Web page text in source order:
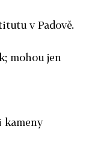
v Padově.
mohou jen
kameny